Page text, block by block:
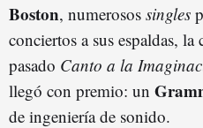
Boston, numerosos singles
conciertos a sus espaldas,
pasado Canto a la
llegó con premio: un
de ingeniería de sonido.